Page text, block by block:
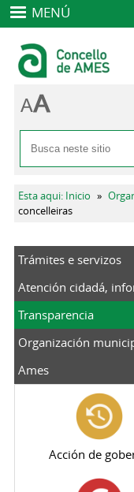
MENÚ
Formulario
Buscar
Vostede está aquí
Esta aqui: Inicio »
concelleiras
Trámites e servizos
Atención cidadá,
Transparencia
Organización
Ames
Acción de